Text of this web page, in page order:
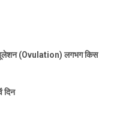
(Ovulation)लगभग किस
दिन